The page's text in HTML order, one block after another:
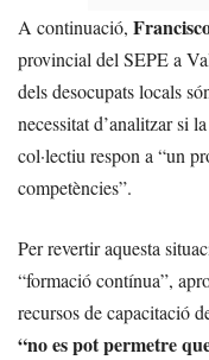
A continuació,
provincial del SEPE a
dels desocupats locals
necessitat d’analitzar si
col·lectiu respon a “un
competències”.
Per revertir aquesta
“formació contínua”,
recursos de capacitació
“no es pot permetre